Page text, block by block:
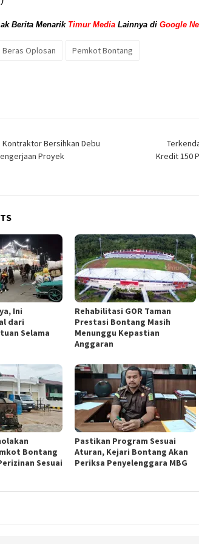
Berita Menarik Timur Media Lainnya di Google
Beras Oplosan Pemkot Bontang
Kontraktor Bersihkan Debu
Proyek
Kredit 150
Ini
dari
Selama
Rehabilitasi GOR Taman
Prestasi Bontang Masih
Menunggu Kepastian
Anggaran
Bontang
Sesuai
Pastikan Program Sesuai
Aturan, Kejari Bontang Akan
Periksa Penyelenggara MBG